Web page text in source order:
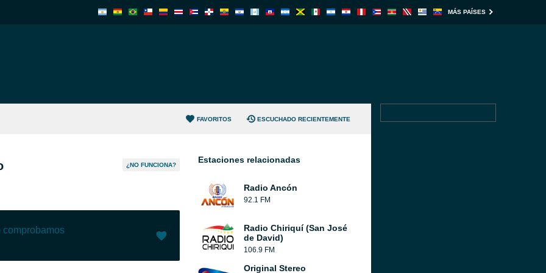
MÁS PAÍSES
FAVORITOS ESCUCHADO RECIENTEMENTE
¿NO FUNCIONA?
comprobamos
Estaciones relacionadas
Radio Ancón
92.1 FM
Radio Chiriquí (San José
de David)
106.9 FM
Original Stereo